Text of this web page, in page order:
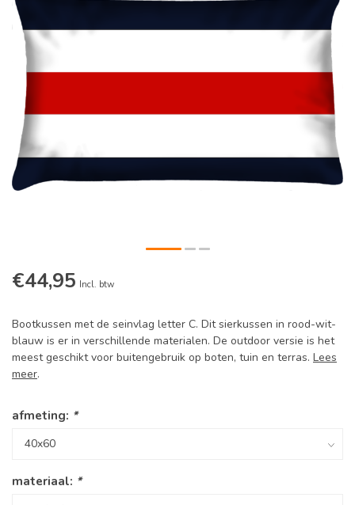
€44,95 Incl. btw
Bootkussen met de seinvlag letter C. Dit sierkussen in rood-wit-
blauw is er in verschillende materialen. De outdoor versie is het
meest geschikt voor buitengebruik op boten, tuin en terras. Lees
meer.
afmeting: *
materiaal: *